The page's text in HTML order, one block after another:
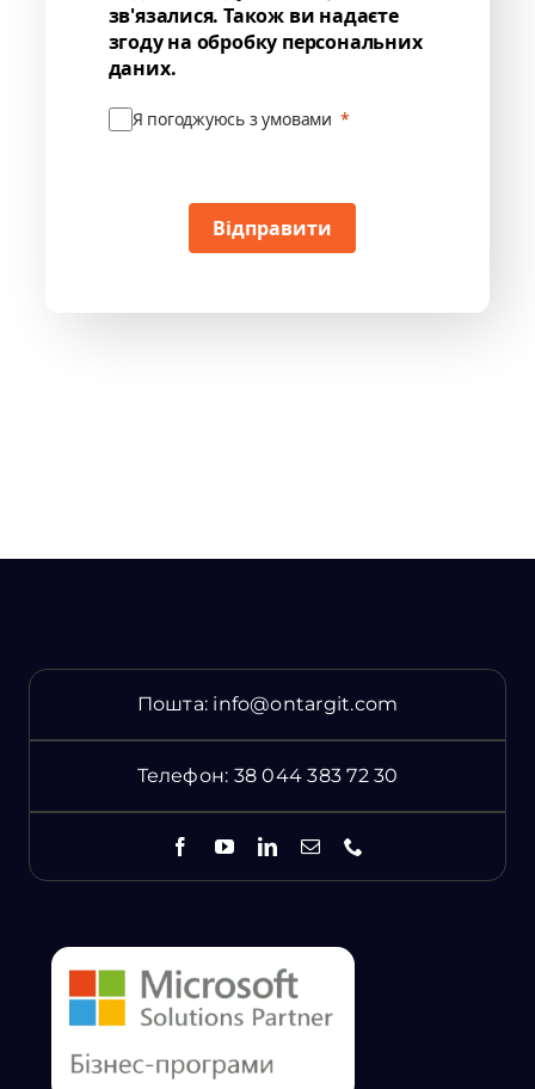
зв'язалися. Також ви надаєте
згоду на обробку персональних
даних.
Я погоджуюсь з умовами
Відправити
Пошта: info@ontargit.com
Телефон: 38 044 383 72 30